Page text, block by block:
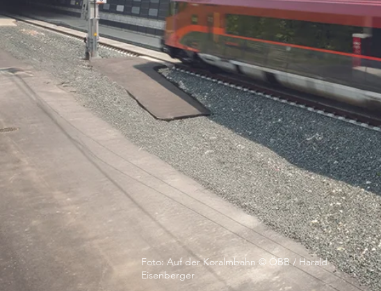
Foto: Auf der Koralmbahn © ÖBB / Harald
Eisenberger